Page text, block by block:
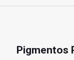
Pigmentos